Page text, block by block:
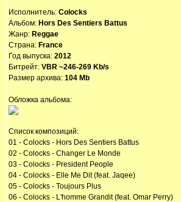
Исполнитель: Colocks
Альбом: Hors Des Sentiers Battus
Жанр: Reggae
Страна: France
Год выпуска: 2012
Битрейт: VBR ~246-269 Kb/s
Размер архива: 104 Mb
Обложка альбома:
Список композиций:
01 - Colocks - Hors Des Sentiers Battus
02 - Colocks - Changer Le Monde
03 - Colocks - President People
04 - Colocks - Elle Me Dit (feat. Jaqee)
05 - Colocks - Toujours Plus
06 - Colocks - L'homme Grandit (feat. Omar Perry)